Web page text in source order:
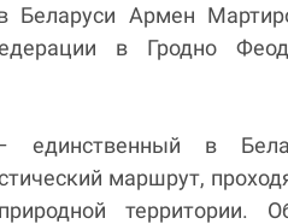
Армен
в Гродно
единственный в
маршрут,
территории.